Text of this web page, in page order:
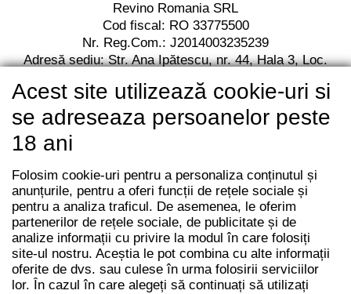
Revino Romania SRL
Cod fiscal: RO 33775500
Nr. Reg.Com.: J2014003235239
Adresă sediu: Str. Ana Ipătescu,nr. 44, Hala 3,Loc.
RO13 BACX 0000 0010 7112 2001
Unicredit Bank
Acest site utilizează cookie-uri si
se adreseaza persoanelor peste
18 ani
Folosim cookie-uri pentru a personaliza conținutul și
anunțurile, pentru a oferi funcții de rețele sociale și
pentru a analiza traficul. De asemenea, le oferim
partenerilor de rețele sociale, de publicitate și de
analize informații cu privire la modul în care folosiți
site-ul nostru. Aceștia le pot combina cu alte informații
oferite de dvs. sau culese în urma folosirii serviciilor
lor. În cazul în care alegeți să continuați să utilizați